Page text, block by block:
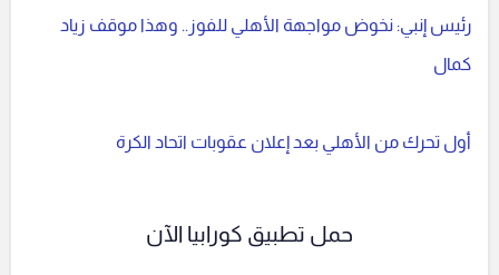
رئيس إنبي: نخوض مواجهة الأهلي للفوز.. وهذا موقف زياد
كمال
أول تحرك من الأهلي بعد إعلان عقوبات اتحاد الكرة
حمل تطبيق كورابيا الآن